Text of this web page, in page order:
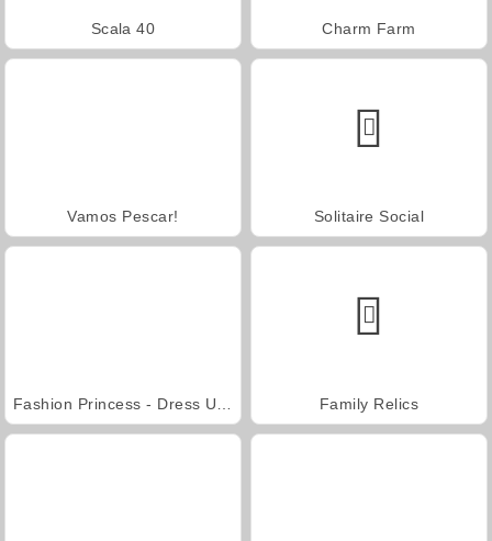
Scala 40 Charm Farm
Vamos Pescar! Solitaire Social
Family Relics